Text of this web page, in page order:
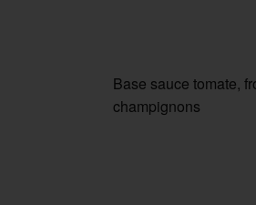
Base sauce tomate,
champignons